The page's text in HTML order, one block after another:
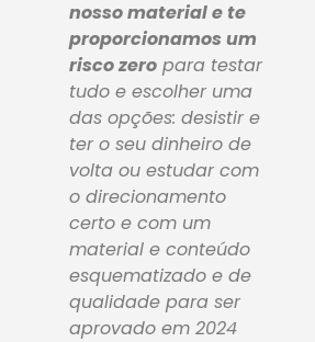
nosso material e te
proporcionamos um
risco zero para testar
tudo e escolher uma
das opções: desistir e
ter o seu dinheiro de
volta ou estudar com
o direcionamento
certo e com um
material e conteúdo
esquematizado e de
qualidade para ser
aprovado em 2024